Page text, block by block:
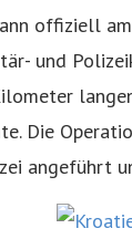
offiziell
und
Die
angeführt